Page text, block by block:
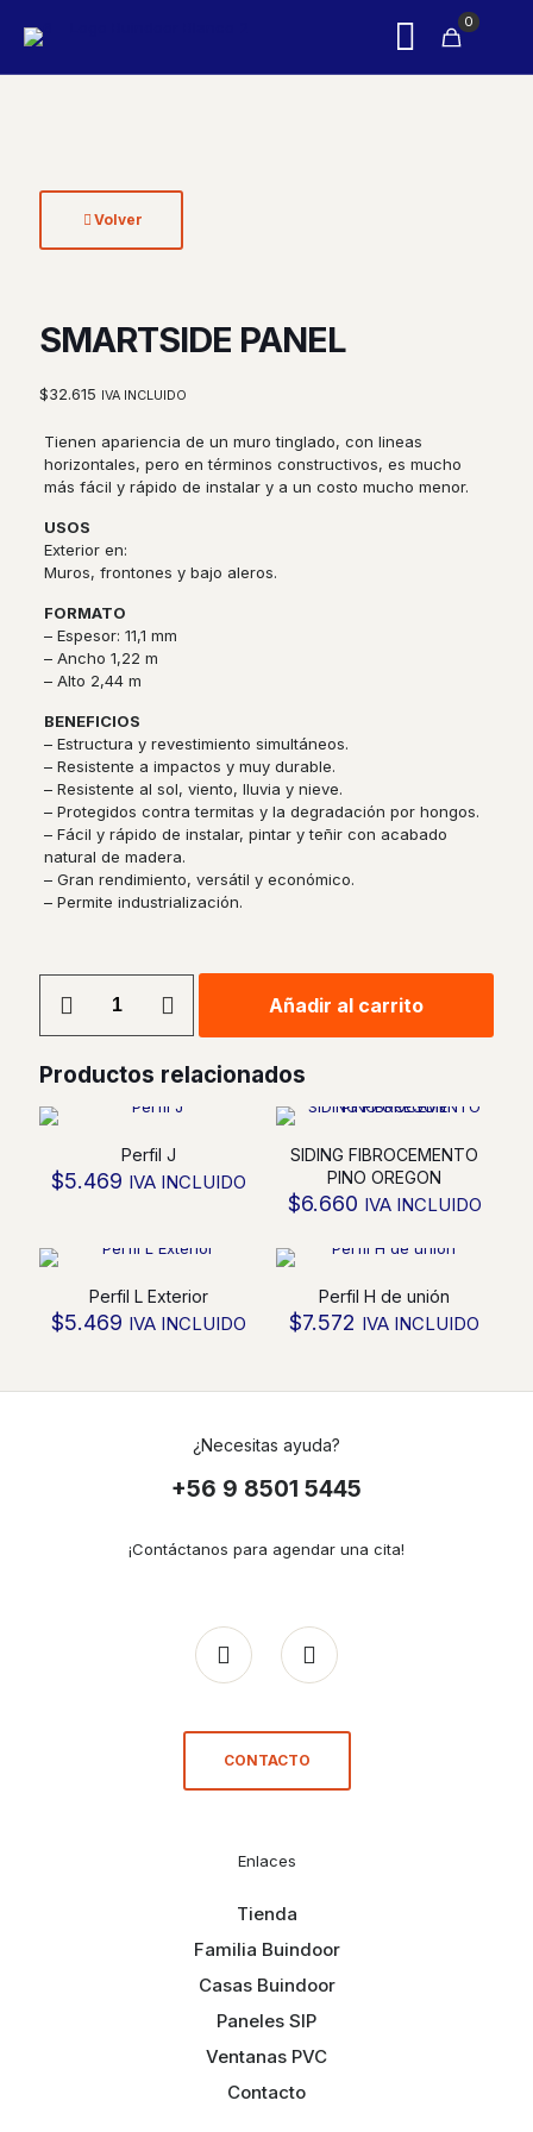
0
Volver
SMARTSIDE PANEL
$32.615 IVA INCLUIDO
Tienen apariencia de un muro tinglado, con lineas
horizontales, pero en términos constructivos, es mucho
más fácil y rápido de instalar y a un costo mucho menor.
USOS
Exterior en:
Muros, frontones y bajo aleros.
FORMATO
– Espesor: 11,1 mm
– Ancho 1,22 m
– Alto 2,44 m
BENEFICIOS
– Estructura y revestimiento simultáneos.
– Resistente a impactos y muy durable.
– Resistente al sol, viento, lluvia y nieve.
– Protegidos contra termitas y la degradación por hongos.
– Fácil y rápido de instalar, pintar y teñir con acabado
natural de madera.
– Gran rendimiento, versátil y económico.
– Permite industrialización.
Añadir al carrito
Productos relacionados
Perfil J
$5.469 IVA INCLUIDO
SIDING FIBROCEMENTO
PINO OREGON
$6.660 IVA INCLUIDO
Perfil L Exterior
$5.469 IVA INCLUIDO
Perfil H de unión
$7.572 IVA INCLUIDO
¿Necesitas ayuda?
+56 9 8501 5445
¡Contáctanos para agendar una cita!
CONTACTO
Enlaces
Tienda
Familia Buindoor
Casas Buindoor
Paneles SIP
Ventanas PVC
Contacto